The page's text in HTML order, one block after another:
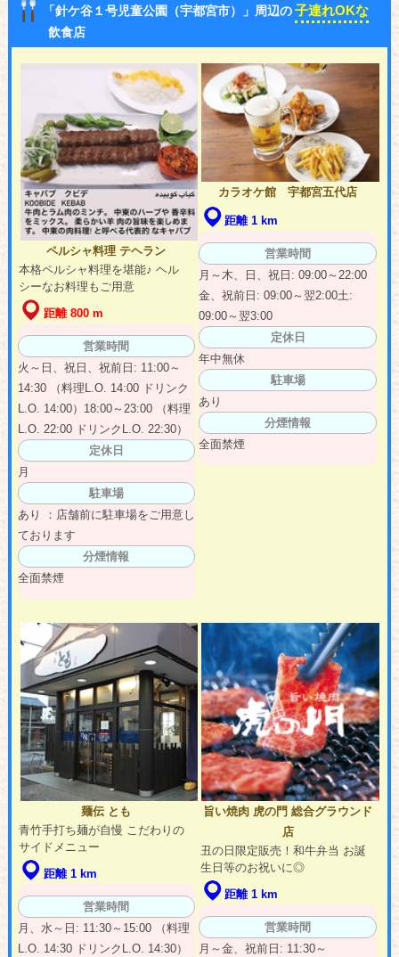
「針ケ谷１号児童公園（宇都宮市）」周辺の子連れOKな
飲食店
ペルシャ料理 テヘラン
本格ペルシャ料理を堪能♪ ヘル
シーなお料理もご用意
距離 800 m
営業時間
火～日、祝日、祝前日: 11:00～
14:30 （料理L.O. 14:00 ドリンク
L.O. 14:00）18:00～23:00 （料理
L.O. 22:00 ドリンクL.O. 22:30）
定休日
月
駐車場
あり ：店舗前に駐車場をご用意し
ております
分煙情報
全面禁煙
カラオケ館 宇都宮五代店
距離 1 km
営業時間
月～木、日、祝日: 09:00～22:00
金、祝前日: 09:00～翌2:00土:
09:00～翌3:00
定休日
年中無休
駐車場
あり
分煙情報
全面禁煙
麺伝 とも
青竹手打ち麺が自慢 こだわりの
サイドメニュー
距離 1 km
営業時間
月、水～日: 11:30～15:00 （料理
L.O. 14:30 ドリンクL.O. 14:30）
旨い焼肉 虎の門 総合グラウンド
店
丑の日限定販売！和牛弁当 お誕
生日等のお祝いに◎
距離 1 km
営業時間
月～金、祝前日: 11:30～